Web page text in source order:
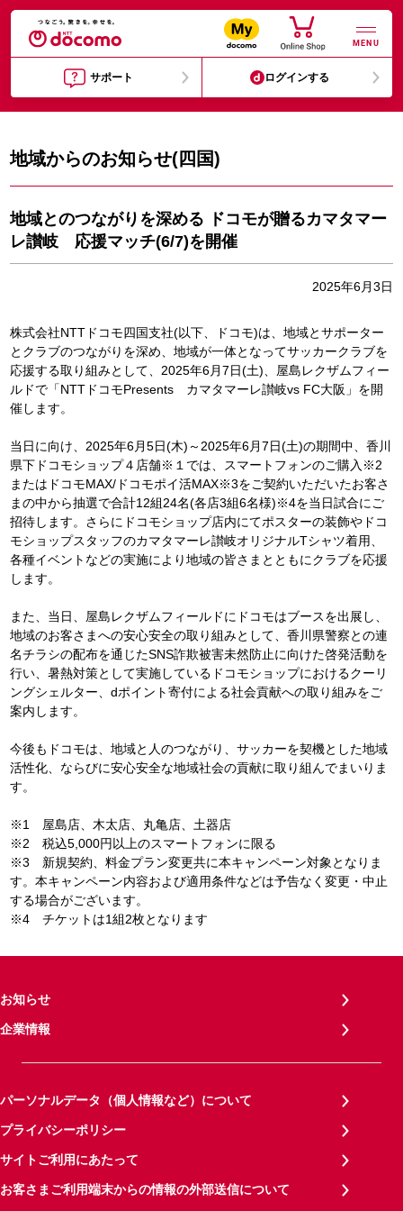
MENU
サポート ログインする
地域からのお知らせ(四国)
地域とのつながりを深める ドコモが贈るカマタマー
レ讃岐 応援マッチ(6/7)を開催
2025年6月3日
株式会社NTTドコモ四国支社(以下、ドコモ)は、地域とサポーター
とクラブのつながりを深め、地域が一体となってサッカークラブを
応援する取り組みとして、2025年6月7日(土)、屋島レクザムフィー
ルドで「NTTドコモPresents カマタマーレ讃岐vs FC大阪」を開
催します。
当日に向け、2025年6月5日(木)～2025年6月7日(土)の期間中、香川
県下ドコモショップ４店舗※１では、スマートフォンのご購入※2
またはドコモMAX/ドコモポイ活MAX※3をご契約いただいたお客さ
まの中から抽選で合計12組24名(各店3組6名様)※4を当日試合にご
招待します。さらにドコモショップ店内にてポスターの装飾やドコ
モショップスタッフのカマタマーレ讃岐オリジナルTシャツ着用、
各種イベントなどの実施により地域の皆さまとともにクラブを応援
します。
また、当日、屋島レクザムフィールドにドコモはブースを出展し、
地域のお客さまへの安心安全の取り組みとして、香川県警察との連
名チラシの配布を通じたSNS詐欺被害未然防止に向けた啓発活動を
行い、暑熱対策として実施しているドコモショップにおけるクーリ
ングシェルター、dポイント寄付による社会貢献への取り組みをご
案内します。
今後もドコモは、地域と人のつながり、サッカーを契機とした地域
活性化、ならびに安心安全な地域社会の貢献に取り組んでまいりま
す。
※1 屋島店、木太店、丸亀店、土器店
※2 税込5,000円以上のスマートフォンに限る
※3 新規契約、料金プラン変更共に本キャンペーン対象となりま
す。本キャンペーン内容および適用条件などは予告なく変更・中止
する場合がございます。
※4 チケットは1組2枚となります
お知らせ
企業情報
パーソナルデータ（個人情報など）について
プライバシーポリシー
サイトご利用にあたって
お客さまご利用端末からの情報の外部送信について